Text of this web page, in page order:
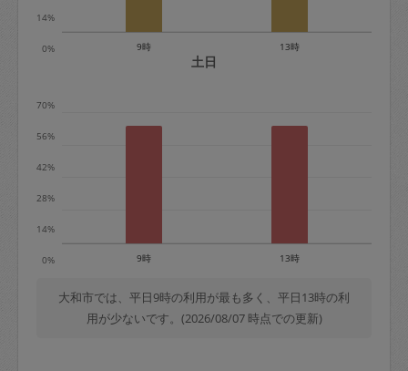
※キャンセル料金の設定について：
相当で料金設定されています。
0%
14%
9時 13時
土日
0%
14%
28%
42%
56%
70%
9時 13時
大和市では、平日9時の利用が最も多く、平日13時の利
用が少ないです。(2026/08/07 時点での更新)